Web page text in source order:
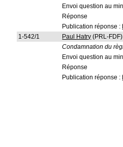
Envoi question au
Réponse
Publication réponse :
1-542/1
Paul Hatry (PRL-FDF)
Condamnation du
Envoi question au
Réponse
Publication réponse :